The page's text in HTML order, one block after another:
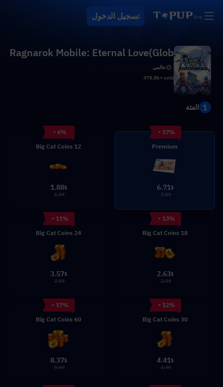
تسجيل الدخول
Ragnarok Mobile: Eternal Love(Glob
al)عالمي
478.8k+ sold
1 الفئة
- 17%
Premium
$
6.71
7.99
- 6%
12 Big Cat Coins
$
1.88
1.99
- 13%
18 Big Cat Coins
$
2.63
2.99
- 11%
24 Big Cat Coins
$
3.57
3.99
- 12%
30 Big Cat Coins
$
4.41
4.99
- 17%
60 Big Cat Coins
$
8.37
9.99